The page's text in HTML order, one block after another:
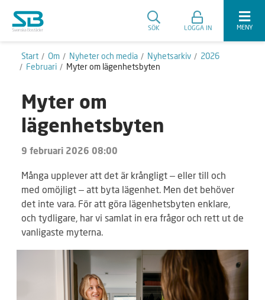
SÖK LOGGA IN MENY
Start Om Nyheter och media Nyhetsarkiv
2026
Februari
Myter om lägenhetsbyten
Myter om
lägenhetsbyten
9 februari 2026 08:00
Många upplever att det är krångligt – eller till och
med omöjligt – att byta lägenhet. Men det behöver
det inte vara. För att göra lägenhetsbyten enklare,
och tydligare, har vi samlat in era frågor och rett ut de
vanligaste myterna.